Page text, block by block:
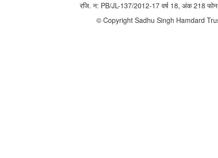
रजि. न: PB/JL-137/2012-17 वर्ष 18, अंक 218
© Copyright Sadhu Singh Hamdard